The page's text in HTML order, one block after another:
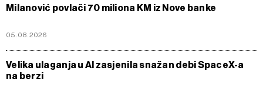
Milanović povlači 70 miliona KM iz Nove banke
05.08.2026
Velika ulaganja u AI zasjenila snažan debi SpaceX-a
na berzi